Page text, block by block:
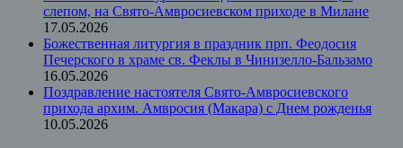
слепом, на Свято-Амвросиевском приходе в Милане
17.05.2026
Божественная литургия в праздник прп. Феодосия
Печерского в храме св. Феклы в Чинизелло-Бальзамо
16.05.2026
Поздравление настоятеля Свято-Амвросиевского
прихода архим. Амвросия (Макара) с Днем рожденья
10.05.2026